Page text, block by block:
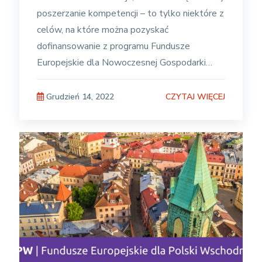
poszerzanie kompetencji – to tylko niektóre z
celów, na które można pozyskać
dofinansowanie z programu Fundusze
Europejskie dla Nowoczesnej Gospodarki
(FENG). Wnioski o wsparcie przyjmowane
będąGrudzień 14, 2022 CZYTAJ WIĘCEJ